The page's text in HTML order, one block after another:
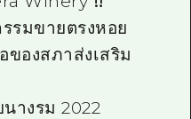
รมขายตรงหอย
องสภาส่งเสริม
างรม 2022